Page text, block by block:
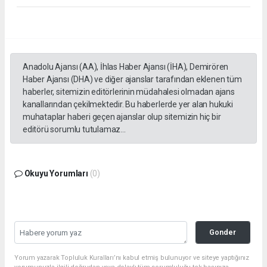
Anadolu Ajansı (AA), İhlas Haber Ajansı (İHA), Demirören
Haber Ajansı (DHA) ve diğer ajanslar tarafından eklenen tüm
haberler, sitemizin editörlerinin müdahalesi olmadan ajans
kanallarından çekilmektedir. Bu haberlerde yer alan hukuki
muhataplar haberi geçen ajanslar olup sitemizin hiç bir
editörü sorumlu tutulamaz...
Okuyu Yorumları (0)
Gonder
Yorum yazarak Topluluk Kuralları’nı kabul etmiş bulunuyor ve siteye yaptığınız